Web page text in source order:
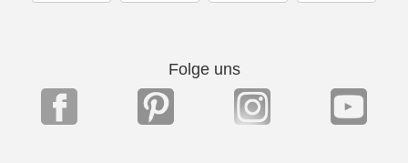
Folge uns